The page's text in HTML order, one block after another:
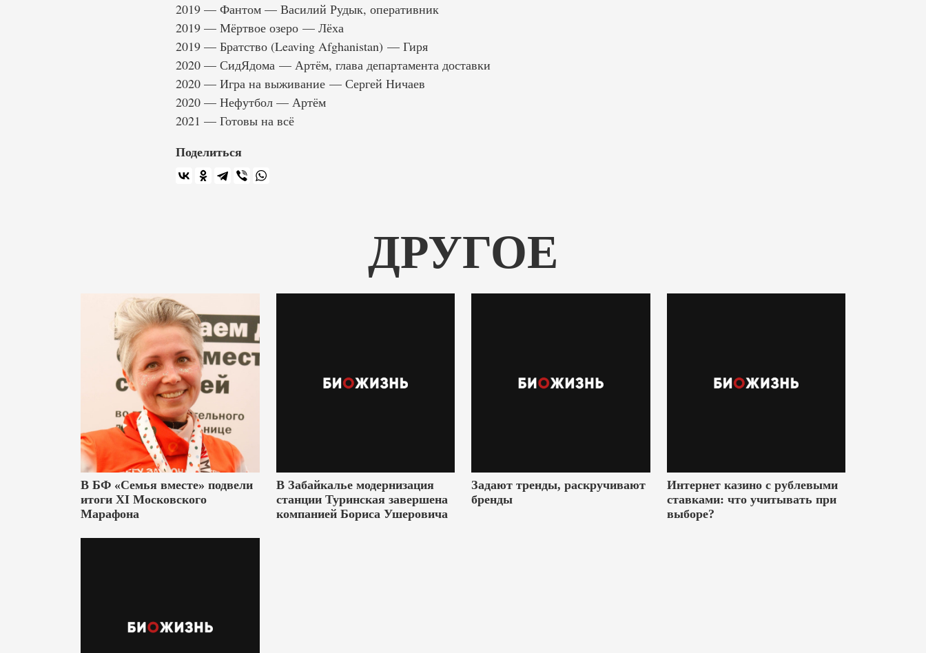
2019 — Фантом — Василий Рудык, оперативник
2019 — Мёртвое озеро — Лёха
2019 — Братство (Leaving Afghanistan) — Гиря
2020 — СидЯдома — Артём, глава департамента доставки
2020 — Игра на выживание — Сергей Ничаев
2020 — Нефутбол — Артём
2021 — Готовы на всё
Поделиться
ДРУГОЕ
В БФ «Семья вместе» подвели
итоги XI Московского
Марафона
В Забайкалье модернизация
станции Туринская завершена
компанией Бориса Ушеровича
Задают тренды, раскручивают
бренды
Интернет казино с рублевыми
ставками: что учитывать при
выборе?